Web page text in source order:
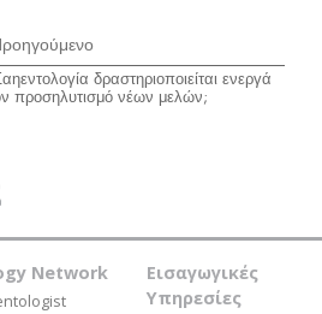
δραστηριοποιείται ενεργά
προσηλυτισμό νέων μελών;
Network
Εισαγωγικές
Υπηρεσίες